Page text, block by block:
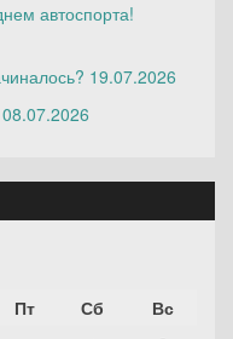
автоспорта!
19.07.2026
08.07.2026
Пт Сб Вс